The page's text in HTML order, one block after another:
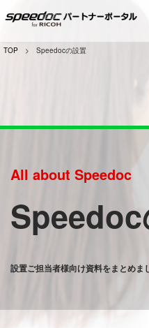
TOP Speedocの設置
All about Speedoc
設置ご担当者様向け資料をまとめま